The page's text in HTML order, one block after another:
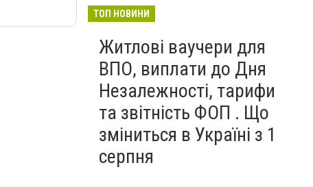
ТОП НОВИНИ
Житлові ваучери для
ВПО, виплати до Дня
Незалежності, тарифи
та звітність ФОП . Що
зміниться в Україні з 1
серпня